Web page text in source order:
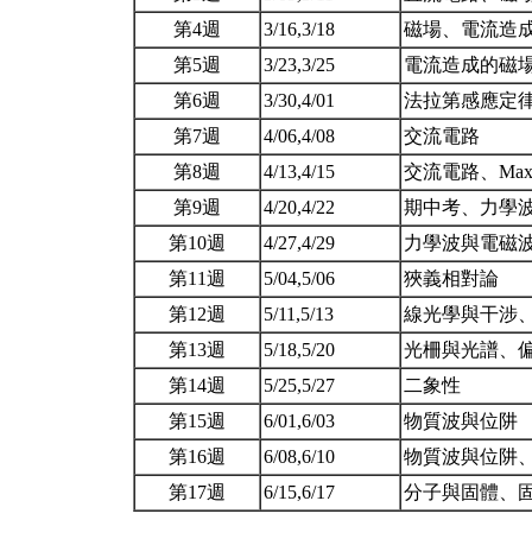
第4週
3/16,3/18
磁場、電流造
第5週
3/23,3/25
電流造成的磁
第6週
3/30,4/01
法拉第感應定
第7週
4/06,4/08
交流電路
第8週
4/13,4/15
交流電路、
第9週
4/20,4/22
期中考、力學
第10週
4/27,4/29
力學波與電磁
第11週
5/04,5/06
狹義相對論
第12週
5/11,5/13
線光學與干涉
第13週
5/18,5/20
光柵與光譜、
第14週
5/25,5/27
二象性
第15週
6/01,6/03
物質波與位阱
第16週
6/08,6/10
物質波與位阱
第17週
6/15,6/17 分子與固體、